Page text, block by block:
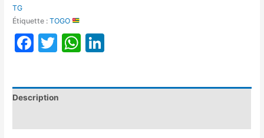
TG
Étiquette :TOGO
Facebook
TwitterWhatsApp
Description